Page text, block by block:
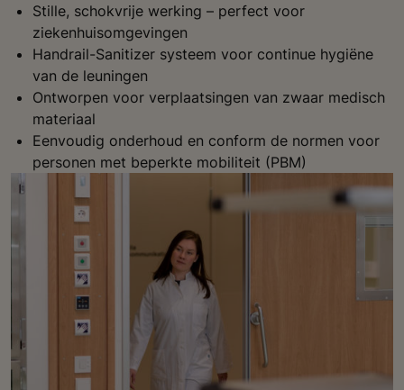
Stille, schokvrije werking – perfect voor
ziekenhuisomgevingen
Handrail-Sanitizer systeem voor continue hygiëne
van de leuningen
Ontworpen voor verplaatsingen van zwaar medisch
materiaal
Eenvoudig onderhoud en conform de normen voor
personen met beperkte mobiliteit (PBM)